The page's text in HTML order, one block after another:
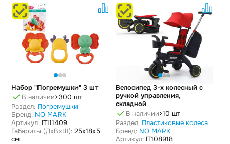
Набор "Погремушки" 3 шт
В наличии>300 шт
Раздел: Погремушки
Бренд: NO MARK
Артикул: IT111409
Габариты (ДxВxШ): 25x18x5
см
Велосипед 3-х колесный с
ручкой управления,
складной
В наличии>10 шт
Раздел: Пластиковые колеса
Бренд: NO MARK
Артикул:IT108918